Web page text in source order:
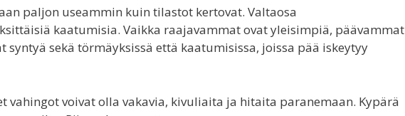
paljon useammin kuin tilastot kertovat. Valtaosa
kaatumisia. Vaikka raajavammat ovat yleisimpiä, päävammat
syntyä sekä törmäyksissä että kaatumisissa, joissa pää iskeytyy
vahingot voivat olla vakavia, kivuliaita ja hitaita paranemaan. Kypärä